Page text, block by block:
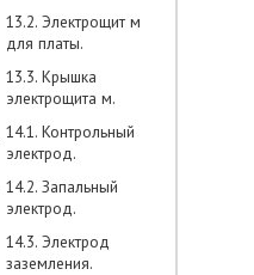
13.2. Электрощит м
для платы.
13.3. Крышка
электрощита м.
14.1. Контрольный
электрод.
14.2. Запальный
электрод.
14.3. Электрод
заземления.